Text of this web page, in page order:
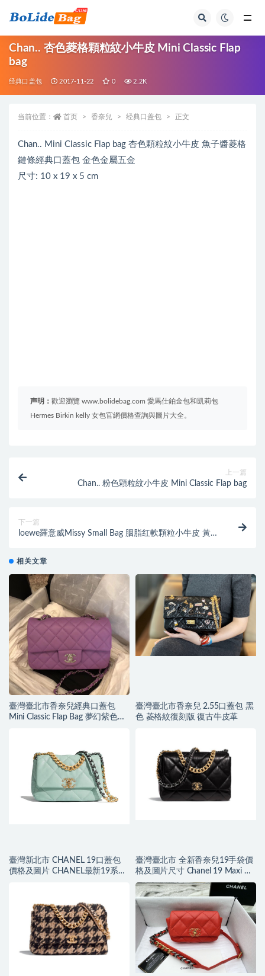
Chan.. 杏色菱格顆粒紋小牛皮 Mini Classic Flap
bag
经典口盖包 2017-11-22 0 2.2K
当前位置： 首页 香奈兒 经典口盖包 正文
Chan.. Mini Classic Flap bag 杏色顆粒紋小牛皮 魚子醬菱格
鏈條經典口蓋包 金色金屬五金
尺寸: 10 x 19 x 5 cm
声明： 歡迎瀏覽 www.bolidebag.com 愛馬仕鉑金包和凱莉包
Hermes Birkin kelly 女包官網價格查詢與圖片大全。
上一篇
Chan.. 粉色顆粒紋小牛皮 Mini Classic Flap bag
下一篇
loewe羅意威Missy Small Bag 胭脂红軟顆粒小牛皮 黃金
相关文章
臺灣臺北市香奈兒經典口蓋包
Mini Classic Flap Bag 夢幻紫色小
臺灣臺北市香奈兒 2.55口蓋包 黑
色 菱格紋復刻版 復古牛皮革
臺灣新北市 CHANEL 19口蓋包
價格及圖片 CHANEL最新19系列
臺灣臺北市 全新香奈兒19手袋價
格及圖片尺寸 Chanel 19 Maxi 口
蓋包歐洲價格